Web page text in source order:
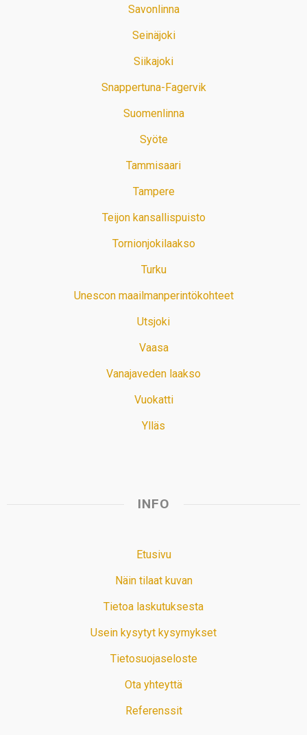
Savonlinna
Seinäjoki
Siikajoki
Snappertuna-Fagervik
Suomenlinna
Syöte
Tammisaari
Tampere
Teijon kansallispuisto
Tornionjokilaakso
Turku
Unescon maailmanperintökohteet
Utsjoki
Vaasa
Vanajaveden laakso
Vuokatti
Ylläs
INFO
Etusivu
Näin tilaat kuvan
Tietoa laskutuksesta
Usein kysytyt kysymykset
Tietosuojaseloste
Ota yhteyttä
Referenssit